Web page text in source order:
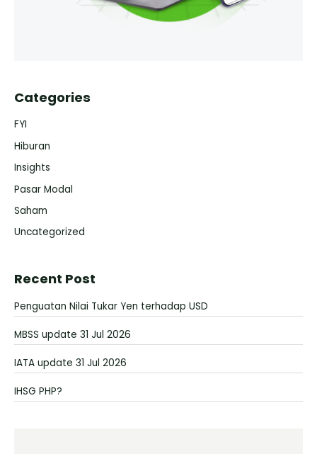
Categories
FYI
Hiburan
Insights
Pasar Modal
Saham
Uncategorized
Recent Post
Penguatan Nilai Tukar Yen terhadap USD
MBSS update 31 Jul 2026
IATA update 31 Jul 2026
IHSG PHP?